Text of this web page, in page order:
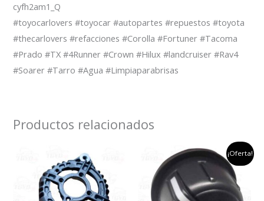
cyfh2am1_Q
#toyocarlovers #toyocar #autopartes #repuestos #toyota
#thecarlovers #refacciones #Corolla #Fortuner #Tacoma
#Prado #TX #4Runner #Crown #Hilux #landcruiser #Rav4
#Soarer #Tarro #Agua #Limpiaparabrisas
Productos relacionados
¡Oferta!
el
precio
original
era:
$45,000.
el
precio
actual
es: